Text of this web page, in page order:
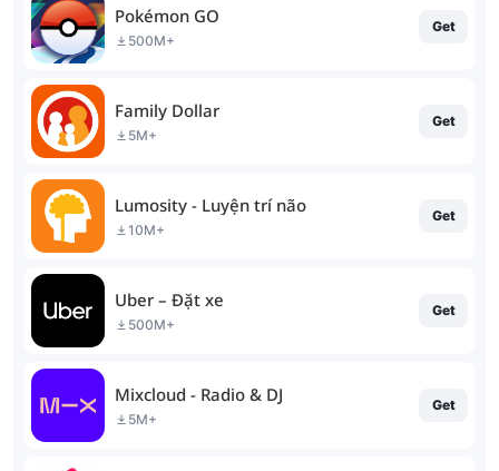
Pokémon GO
500M+
Get
Family Dollar
5M+
Get
Lumosity - Luyện trí não
10M+
Get
Uber – Đặt xe
500M+
Get
Mixcloud - Radio & DJ
5M+
Get